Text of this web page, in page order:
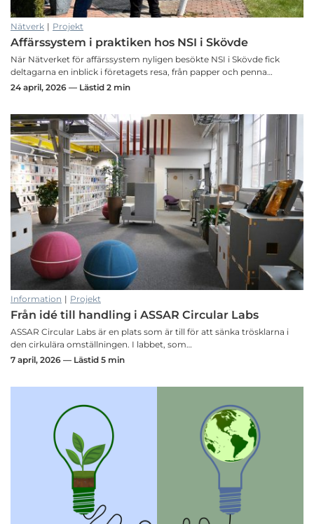
Nätverk | Projekt
Affärssystem i praktiken hos NSI i Skövde
När Nätverket för affärssystem nyligen besökte NSI i Skövde fick
deltagarna en inblick i företagets resa, från papper och penna…
24 april, 2026 — Lästid 2 min
Information | Projekt
Från idé till handling i ASSAR Circular Labs
ASSAR Circular Labs är en plats som är till för att sänka trösklarna i
den cirkulära omställningen. I labbet, som…
7 april, 2026 — Lästid 5 min